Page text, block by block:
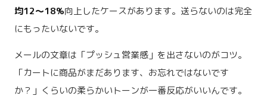
均12〜18%向上したケースがあります。送らないのは完全
にもったいないです。
メールの文章は「プッシュ営業感」を出さないのがコツ。
「カートに商品がまだあります、お忘れではないです
か？」くらいの柔らかいトーンが一番反応がいいんです。